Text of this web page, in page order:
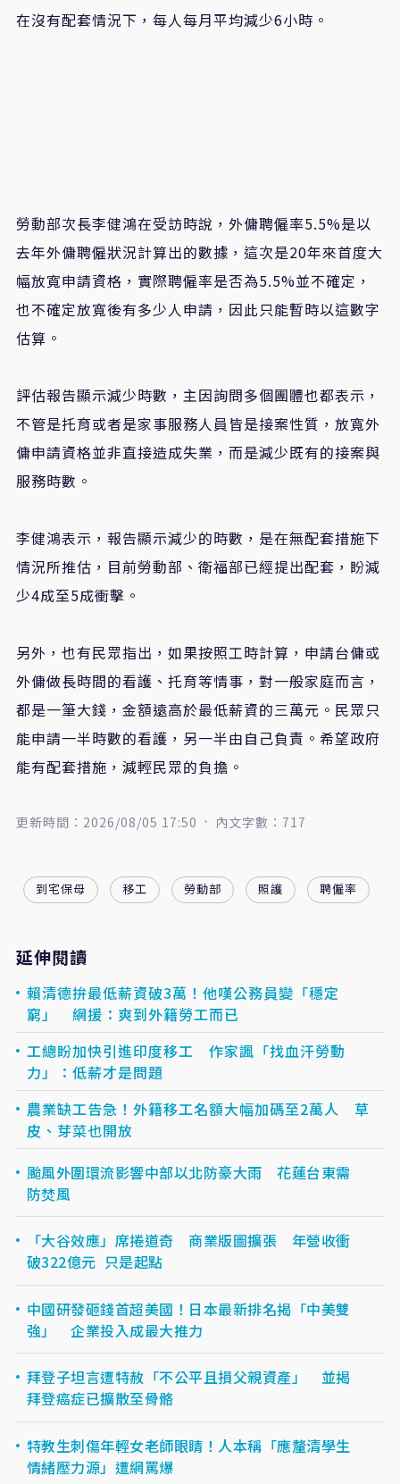
在沒有配套情況下，每人每月平均減少6小時。
勞動部次長李健鴻在受訪時說，外傭聘僱率5.5%是以
去年外傭聘僱狀況計算出的數據，這次是20年來首度大
幅放寬申請資格，實際聘僱率是否為5.5%並不確定，
也不確定放寬後有多少人申請，因此只能暫時以這數字
估算。
評估報告顯示減少時數，主因詢問多個團體也都表示，
不管是托育或者是家事服務人員皆是接案性質，放寬外
傭申請資格並非直接造成失業，而是減少既有的接案與
服務時數。
李健鴻表示，報告顯示減少的時數，是在無配套措施下
情況所推估，目前勞動部、衛福部已經提出配套，盼減
少4成至5成衝擊。
另外，也有民眾指出，如果按照工時計算，申請台傭或
外傭做長時間的看護、托育等情事，對一般家庭而言，
都是一筆大錢，金額遠高於最低薪資的三萬元。民眾只
能申請一半時數的看護，另一半由自己負責。希望政府
能有配套措施，減輕民眾的負擔。
更新時間：2026/08/05 17:50 內文字數：717
到宅保母 移工 勞動部 照護 聘僱率
延伸閱讀
賴清德拚最低薪資破3萬！他嘆公務員變「穩定
窮」 網援：爽到外籍勞工而已
工總盼加快引進印度移工 作家諷「找血汗勞動
力」：低薪才是問題
農業缺工告急！外籍移工名額大幅加碼至2萬人 草
皮、芽菜也開放
颱風外圍環流影響中部以北防豪大雨 花蓮台東需
防焚風
「大谷效應」席捲道奇 商業版圖擴張 年營收衝
破322億元 只是起點
中國研發砸錢首超美國！日本最新排名揭「中美雙
強」 企業投入成最大推力
拜登子坦言遭特赦「不公平且損父親資產」 並揭
拜登癌症已擴散至骨骼
特教生刺傷年輕女老師眼睛！人本稱「應釐清學生
情緒壓力源」遭網罵爆